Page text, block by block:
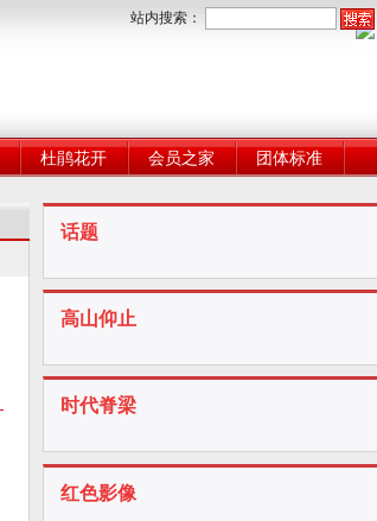
站内搜索：
杜鹃花开 会员之家 团体标准
话题
高山仰止
时代脊梁
红色影像